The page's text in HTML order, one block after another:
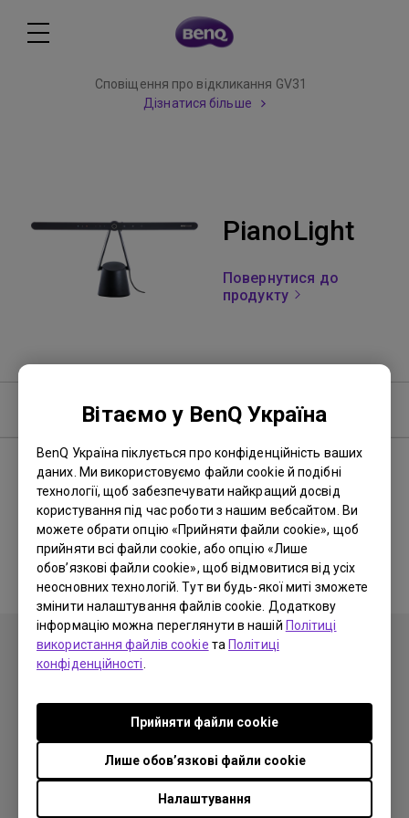
Вітаємо у BenQ Україна
BenQ Україна піклується про конфіденційність ваших
даних. Ми використовуємо файли cookie й подібні
технології, щоб забезпечувати найкращий досвід
користування під час роботи з нашим вебсайтом. Ви
можете обрати опцію «Прийняти файли cookie», щоб
прийняти всі файли cookie, або опцію «Лише
обов’язкові файли cookie», щоб відмовитися від усіх
неосновних технологій. Тут ви будь-якої миті зможете
змінити налаштування файлів cookie. Додаткову
інформацію можна переглянути в нашій Політиці
використання файлів cookie таПолітиці
конфіденційності
Налаштування
Лише обов’язкові файли cookie
Прийняти файли cookie
Сповіщення про відкликання GV31
Дізнатися більше
PianoLight
Повернутися до
продукту
Запитання та відповіді
Немає пов’язаних запитань
і відповідей
Передплатити